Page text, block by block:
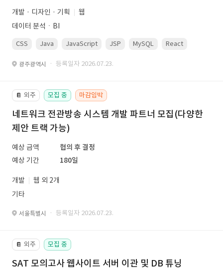
개발 · 디자인 · 기획
웹
데이터 분석ㆍBI
CSS Java JavaScript JSP MySQL React
광주광역시 · 등록일자 2026.07.23.
📔 외주 모집 중 마감임박
네트워크 전관방송 시스템 개발 파트너 모집(다양한
제안 트랙 가능)
예상 금액
협의 후 결정
예상 기간
180일
개발
웹 외 2개
기타
서울특별시 · 등록일자 2026.07.23.
📔 외주 모집 중
SAT 모의고사 웹사이트 서버 이관 및 DB 튜닝